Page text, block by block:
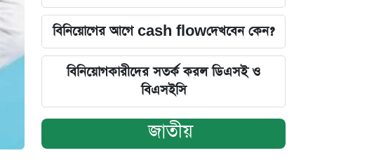
বিনিয়োগের আগে cash flowদেখবেন কেন?
বিনিয়োগকারীদের সতর্ক করল ডিএসই ও
বিএসইসি
জাতীয়